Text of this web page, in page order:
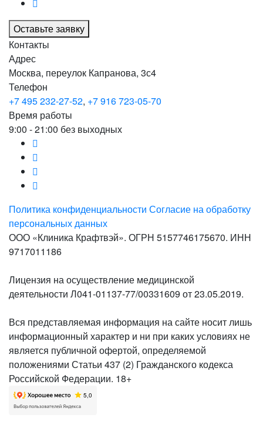
Оставьте заявку
Контакты
Адрес
Москва, переулок Капранова, 3с4
Телефон
+7 495 232-27-52, +7 916 723-05-70
Время работы
9:00 - 21:00 без выходных
Политика конфиденциальности Согласие на обработку
персональных данных
ООО «Клиника Крафтвэй». ОГРН 5157746175670. ИНН
9717011186
Лицензия на осуществление медицинской
деятельности Л041-01137-77/00331609 от 23.05.2019.
Вся представляемая информация на сайте носит лишь
информационный характер и ни при каких условиях не
является публичной офертой, определяемой
положениями Статьи 437 (2) Гражданского кодекса
Российской Федерации. 18+